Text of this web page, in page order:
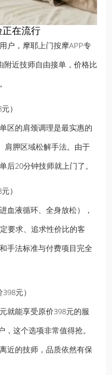
在流行
户，摩耶上门按摩APP专
附近技师自由接单，价格比
）
区的肩颈调理是最实惠的
肩胛区域松解手法。由于
20分钟技师就上门了。
）
血液循环、全身放松），
要求、追求性价比的客
手法标准与付费项目完全
元）
就能享受原价398元的服
这个选项非常值得抢。
近的技师，品质依然有保